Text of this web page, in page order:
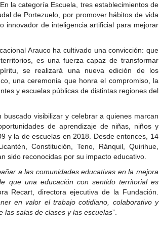
la categoría Escuela, tres establecimientos de
de Portezuelo, por promover hábitos de vida
innovador de inteligencia artificial para mejorar
Arauco ha cultivado una convicción: que
es una fuerza capaz de transformar
se realizará una nueva edición de los
una ceremonia que honra el compromiso, la
y escuelas públicas de distintas regiones del
visibilizar y celebrar a quienes marcan
de aprendizaje de niñas, niños y
y la de escuelas en 2018. Desde entonces, 14
Constitución, Teno, Ránquil, Quirihue,
sido reconocidas por su impacto educativo.
a las comunidades educativas en la mejora
que una educación con sentido territorial es
Recart, directora ejecutiva de la Fundación.
en valor el trabajo cotidiano, colaborativo y
las salas de clases y las escuelas”.